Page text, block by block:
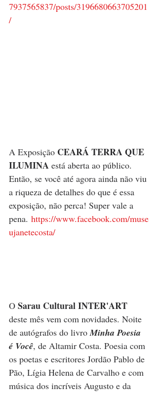
7937565837/posts/3196680663705201
/
A Exposição CEARÁ TERRA QUE
ILUMINA está aberta ao público.
Então, se você até agora ainda não viu
a riqueza de detalhes do que é essa
exposição, não perca! Super vale a
pena. https://www.facebook.com/muse
ujanetecosta/
O Sarau Cultural INTER'ART
deste mês vem com novidades. Noite
de autógrafos do livro Minha Poesia
é Você, de Altamir Costa. Poesia com
os poetas e escritores Jordão Pablo de
Pão, Lígia Helena de Carvalho e com
música dos incríveis Augusto e da